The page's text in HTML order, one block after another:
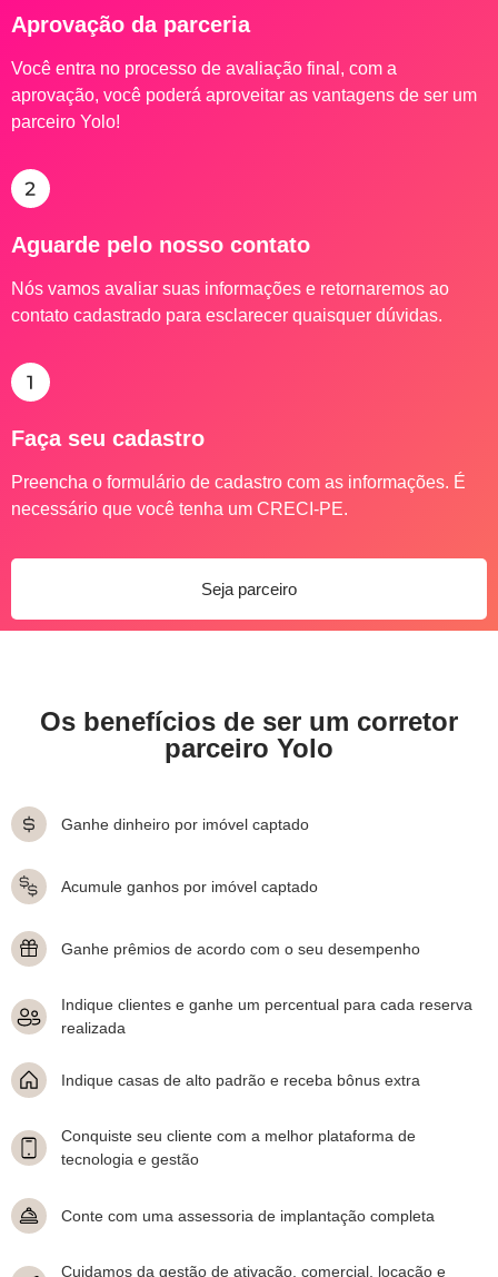
Faça seu cadastro
Preencha o formulário de cadastro com as informações. É
necessário que você tenha um CRECI-PE.
Aguarde pelo nosso contato
Nós vamos avaliar suas informações e retornaremos ao
contato cadastrado para esclarecer quaisquer dúvidas.
Aprovação da parceria
Você entra no processo de avaliação final, com a
aprovação, você poderá aproveitar as vantagens de ser um
parceiro Yolo!
Seja parceiro
Os benefícios de ser um corretor
parceiro Yolo
Ganhe dinheiro por imóvel captado
Acumule ganhos por imóvel captado
Ganhe prêmios de acordo com o seu desempenho
Indique clientes e ganhe um percentual para cada reserva
realizada
Indique casas de alto padrão e receba bônus extra
Conquiste seu cliente com a melhor plataforma de
tecnologia e gestão
Conte com uma assessoria de implantação completa
Cuidamos da gestão de ativação, comercial, locação e